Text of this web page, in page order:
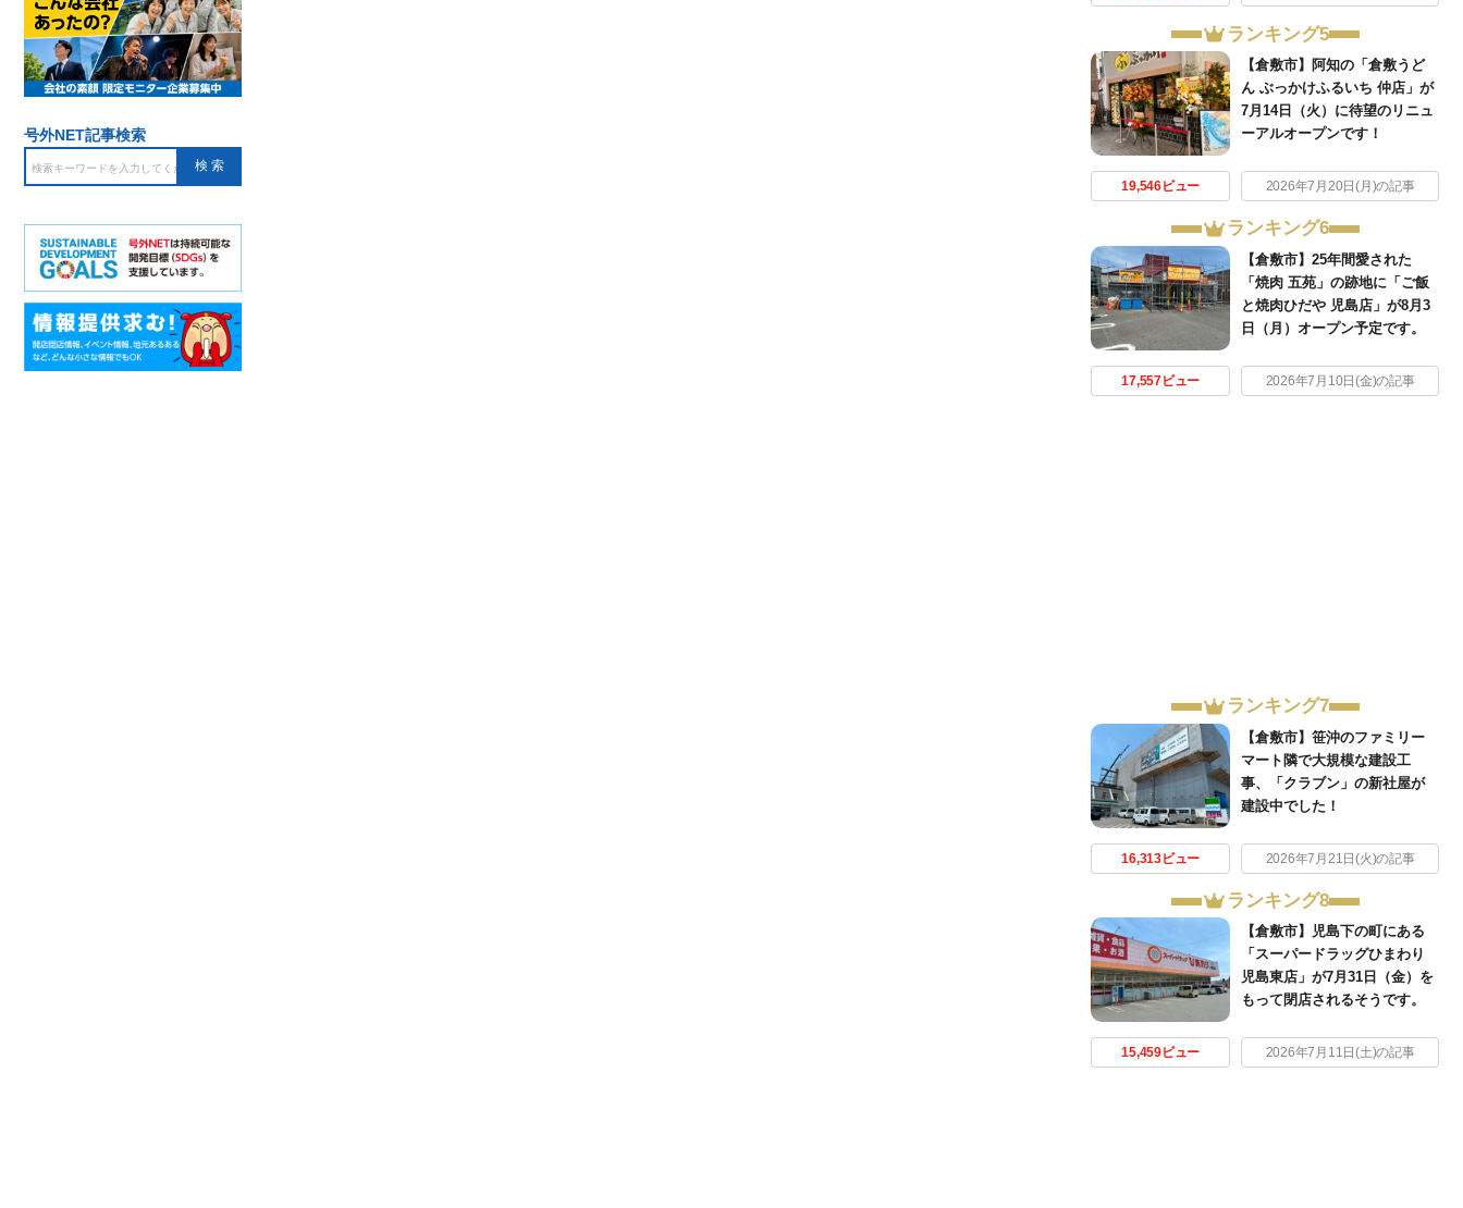
ランキング5
【倉敷市】阿知の「倉敷うど
ん ぶっかけふるいち 仲店」が
7月14日（火）に待望のリニュ
ーアルオープンです！
19,546ビュー 2026年7月20日(月)の記事
ランキング6
【倉敷市】25年間愛された
「焼肉 五苑」の跡地に「ご飯
と焼肉ひだや 児島店」が8月3
日（月）オープン予定です。
17,557ビュー 2026年7月10日(金)の記事
ランキング7
【倉敷市】笹沖のファミリー
マート隣で大規模な建設工
事、「クラブン」の新社屋が
建設中でした！
16,313ビュー 2026年7月21日(火)の記事
ランキング8
【倉敷市】児島下の町にある
「スーパードラッグひまわり
児島東店」が7月31日（金）を
もって閉店されるそうです。
15,459ビュー 2026年7月11日(土)の記事
号外NET記事検索